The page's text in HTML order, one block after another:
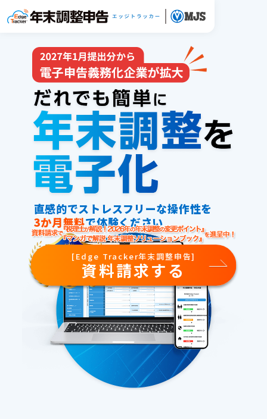
直感的でストレスフリーな操作性を
3か月無料で体験ください
[Edge Tracker年末調整申告]
資料請求する